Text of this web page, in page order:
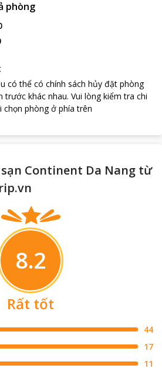
phòng
có thể có chính sách hủy đặt phòng
trước khác nhau. Vui lòng kiểm tra chi
chọn phòng ở phía trên
Continent Da Nang từ
8.2
Rất tốt
44
17
11